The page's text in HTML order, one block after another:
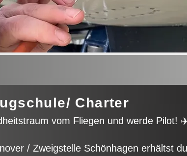
Charter
vom Fliegen und werde Pilot!
/ Zweigstelle Schönhagen erhältst du